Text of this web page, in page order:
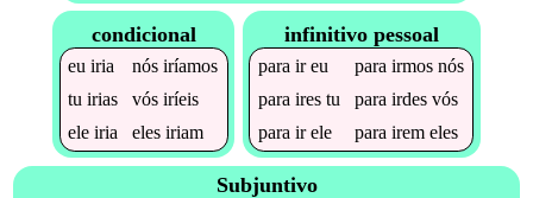
condicional
euiria nósiríamos
tuirias vósiríeis
eleiria elesiriam
infinitivo pessoal
paraireu parairmos nós
paraires tu parairdes vós
parairele parairem eles
Subjuntivo